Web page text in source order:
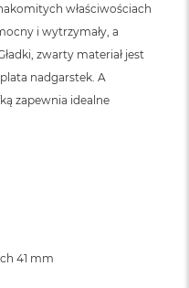
właściwościach
i wytrzymały, a
zwarty materiał jest
nadgarstek. A
zapewnia idealne
41 mm